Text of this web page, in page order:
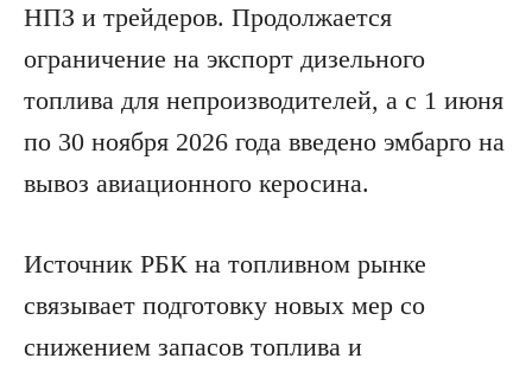
НПЗ и трейдеров. Продолжается
ограничение на экспорт дизельного
топлива для непроизводителей, а с 1 июня
по 30 ноября 2026 года введено эмбарго на
вывоз авиационного керосина.
Источник РБК на топливном рынке
связывает подготовку новых мер со
снижением запасов топлива и